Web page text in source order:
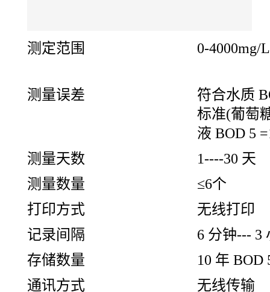
测定范围 0-4000mg/L
测量误差
符合水质
标准(葡萄
液 BOD 5
测量天数
1----30 天
测量数量
≤6个
打印方式
无线打印
记录间隔
6 分钟--- 3
存储数量
10 年 BOD
通讯方式
无线传输